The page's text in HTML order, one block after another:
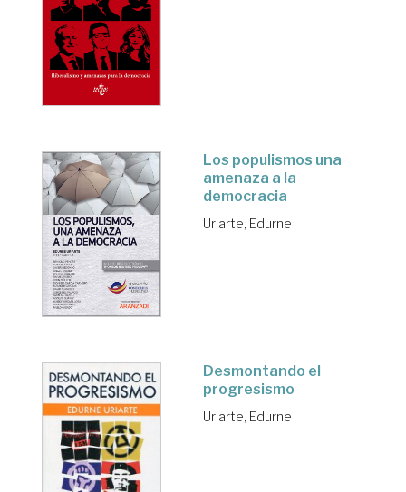
Los populismos una
amenaza a la
democracia
Uriarte, Edurne
Desmontando el
progresismo
Uriarte, Edurne